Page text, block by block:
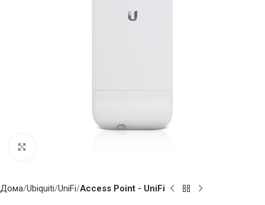
Дома Ubiquiti UniFi Access Point - UniFi